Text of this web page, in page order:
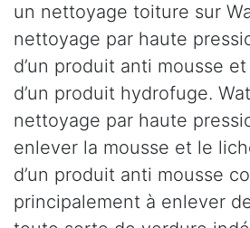
un nettoyage toiture sur
nettoyage par haute
d’un produit anti mousse et
d’un produit hydrofuge.
nettoyage par haute
enlever la mousse et le
d’un produit anti mousse
principalement à enlever